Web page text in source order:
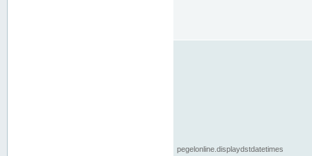
pegelonline.displaydstdatetimes